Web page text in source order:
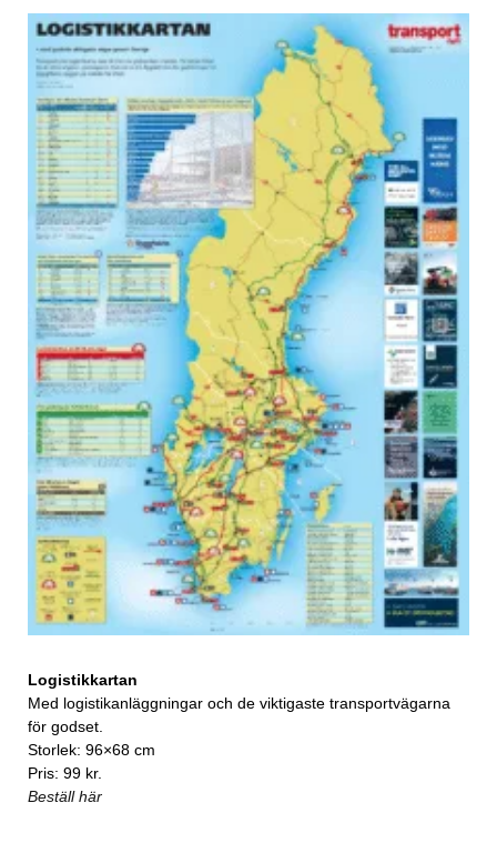
Logistikkartan
Med logistikanläggningar och de viktigaste transportvägarna
för godset.
Storlek: 96×68 cm
Pris: 99 kr.
Beställ här